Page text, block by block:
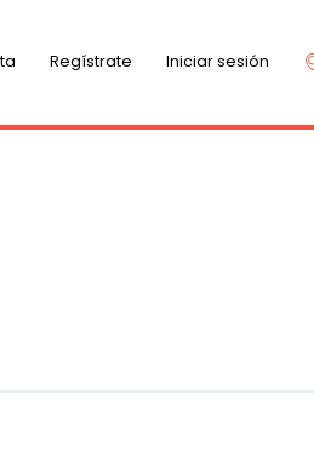
Regístrate Iniciar sesión